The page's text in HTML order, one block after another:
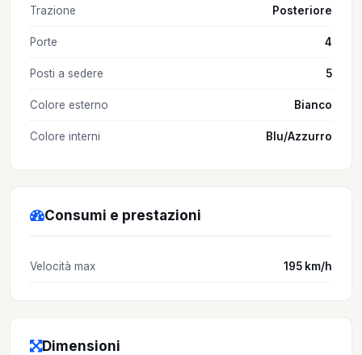
Trazione Posteriore
Porte 4
Posti a sedere 5
Colore esterno Bianco
Colore interni Blu/Azzurro
Consumi e prestazioni
Velocità max 195 km/h
Dimensioni